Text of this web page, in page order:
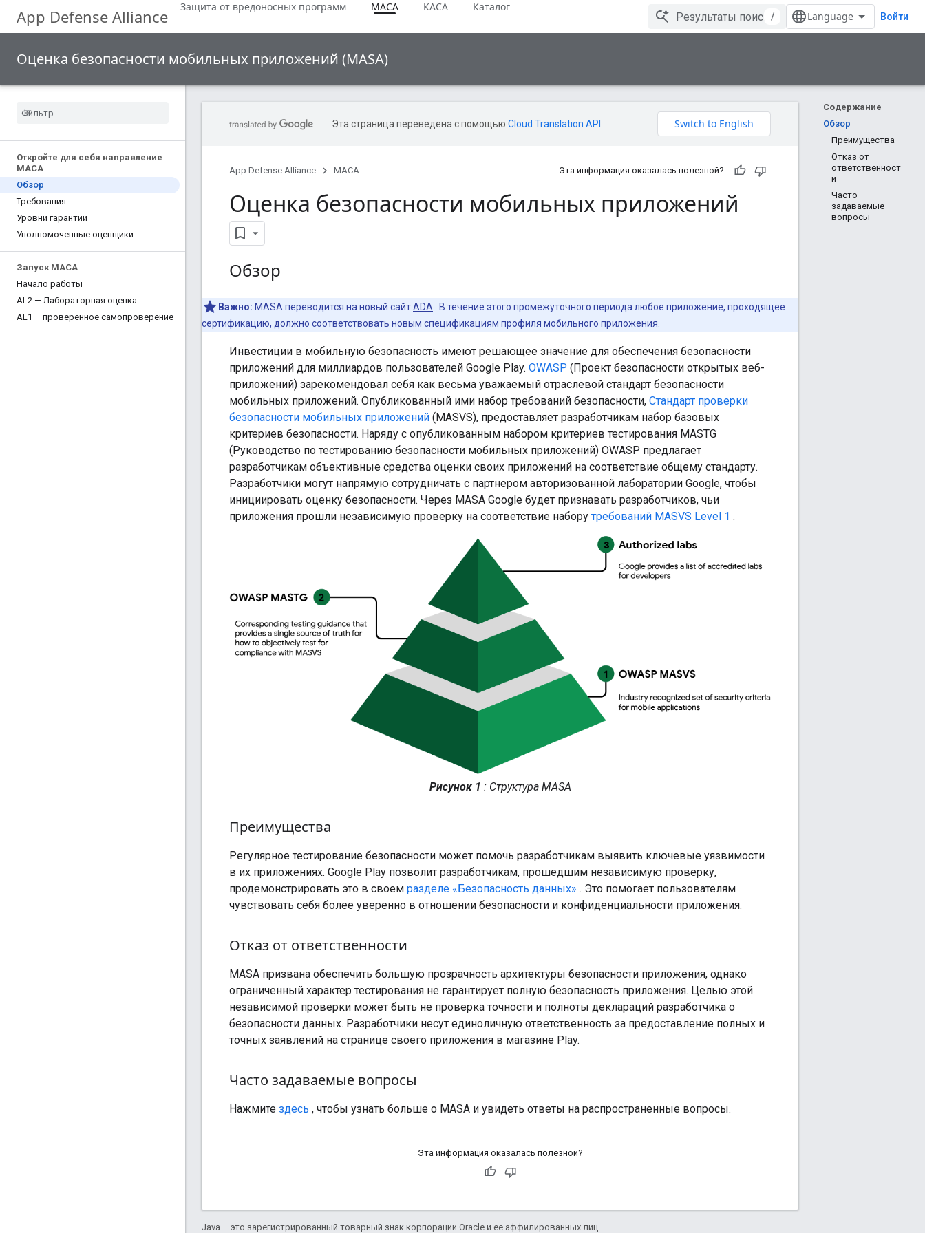
App Defense Alliance Защита от вредоносных программ МАСА КАСА Каталог
/ Войти
Оценка безопасности мобильных приложений (MASA)
Откройте для себя направление
МАСА
Обзор
Требования
Уровни гарантии
Уполномоченные оценщики
Запуск МАСА
Начало работы
AL2 — Лабораторная оценка
AL1 – проверенное самопроверение
Содержание
Обзор
Преимущества
Отказ от
ответственност
и
Часто
задаваемые
вопросы
Эта страница переведена с помощью Cloud Translation API
App Defense Alliance МАСА Эта информация оказалась полезной?
Оценка безопасности мобильных приложений
Обзор
Важно: MASA переводится на новый сайтADA . В течение этого промежуточного периода любое приложение, проходящее
сертификацию, должно соответствовать новым спецификациям профиля мобильного приложения.
Инвестиции в мобильную безопасность имеют решающее значение для обеспечения безопасности
приложений для миллиардов пользователей Google Play. OWASP (Проект безопасности открытых веб-
приложений) зарекомендовал себя как весьма уважаемый отраслевой стандарт безопасности
мобильных приложений. Опубликованный ими набор требований безопасности, Стандарт проверки
безопасности мобильных приложений (MASVS), предоставляет разработчикам набор базовых
критериев безопасности. Наряду с опубликованным набором критериев тестирования MASTG
(Руководство по тестированию безопасности мобильных приложений) OWASP предлагает
разработчикам объективные средства оценки своих приложений на соответствие общему стандарту.
Разработчики могут напрямую сотрудничать с партнером авторизованной лаборатории Google, чтобы
инициировать оценку безопасности. Через MASA Google будет признавать разработчиков, чьи
приложения прошли независимую проверку на соответствие набору требований MASVS Level 1 .
Рисунок 1 : Структура MASA
Преимущества
Регулярное тестирование безопасности может помочь разработчикам выявить ключевые уязвимости
в их приложениях. Google Play позволит разработчикам, прошедшим независимую проверку,
продемонстрировать это в своем разделе «Безопасность данных» . Это помогает пользователям
чувствовать себя более уверенно в отношении безопасности и конфиденциальности приложения.
Отказ от ответственности
MASA призвана обеспечить большую прозрачность архитектуры безопасности приложения, однако
ограниченный характер тестирования не гарантирует полную безопасность приложения. Целью этой
независимой проверки может быть не проверка точности и полноты деклараций разработчика о
безопасности данных. Разработчики несут единоличную ответственность за предоставление полных и
точных заявлений на странице своего приложения в магазине Play.
Часто задаваемые вопросы
Нажмите здесь , чтобы узнать больше о MASA и увидеть ответы на распространенные вопросы.
Эта информация оказалась полезной?
Java – это зарегистрированный товарный знак корпорации Oracle и ее аффилированных лиц.